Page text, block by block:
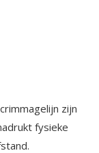
zijn
fysieke